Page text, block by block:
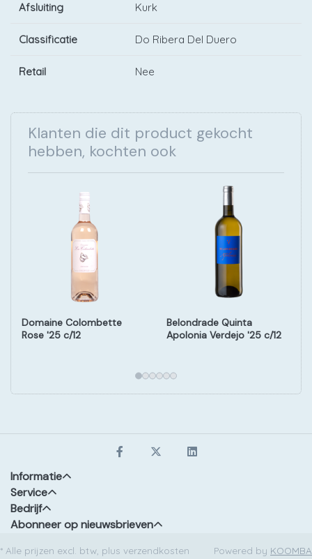
Afsluiting Kurk
Classificatie Do Ribera Del Duero
Retail Nee
Klanten die dit product gekocht
hebben, kochten ook
Domaine Colombette
Rose '25 c/12
Belondrade Quinta
Apolonia Verdejo '25 c/12
Informatie
Service
Bedrijf
Abonneer op nieuwsbrieven
* Alle prijzen excl. btw, plus verzendkosten Powered by KOOMBA